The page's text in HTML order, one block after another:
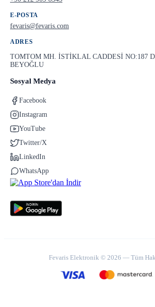
E-POSTA
fevaris@fevaris.com
ADRES
TOMTOM MH. İSTİKLAL CADDESİ NO:187
BEYOĞLU
Sosyal Medya
Facebook
Instagram
YouTube
Twitter/X
LinkedIn
WhatsApp
Fevaris Elektronik © 2026 — Tüm